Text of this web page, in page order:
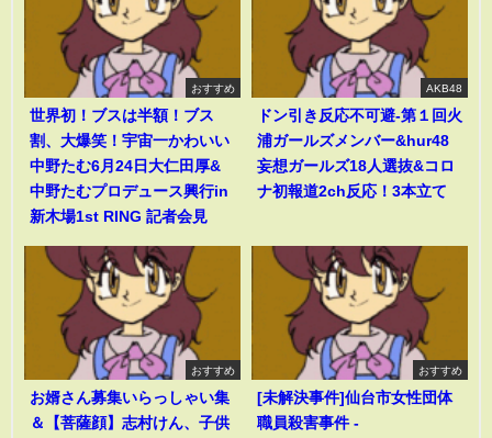
おすすめ
世界初！ブスは半額！ブス
割、大爆笑！宇宙一かわいい
中野たむ6月24日大仁田厚&
中野たむプロデュース興行in
新木場1st RING 記者会見
AKB48
ドン引き反応不可避-第１回火
浦ガールズメンバー&hur48
妄想ガールズ18人選抜&コロ
ナ初報道2ch反応！3本立て
おすすめ
お婿さん募集いらっしゃい集
＆【菩薩顔】志村けん、子供
おすすめ
[未解決事件]仙台市女性団体
職員殺害事件 -